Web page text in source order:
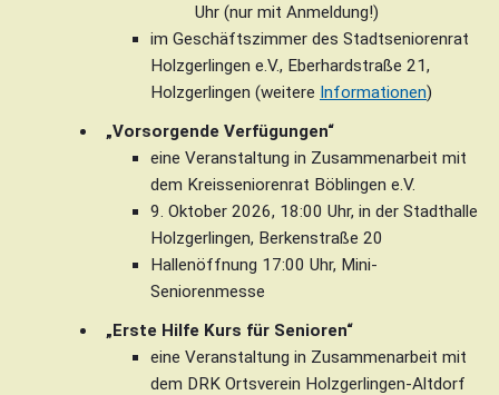
Uhr (nur mit Anmeldung!)
im Geschäftszimmer des Stadtseniorenrat
Holzgerlingen e.V., Eberhardstraße 21,
Holzgerlingen (weitere Informationen)
„Vorsorgende Verfügungen“
eine Veranstaltung in Zusammenarbeit mit
dem Kreisseniorenrat Böblingen e.V.
9. Oktober 2026, 18:00 Uhr, in der Stadthalle
Holzgerlingen, Berkenstraße 20
Hallenöffnung 17:00 Uhr, Mini-
Seniorenmesse
„Erste Hilfe Kurs für Senioren“
eine Veranstaltung in Zusammenarbeit mit
dem DRK Ortsverein Holzgerlingen-Altdorf